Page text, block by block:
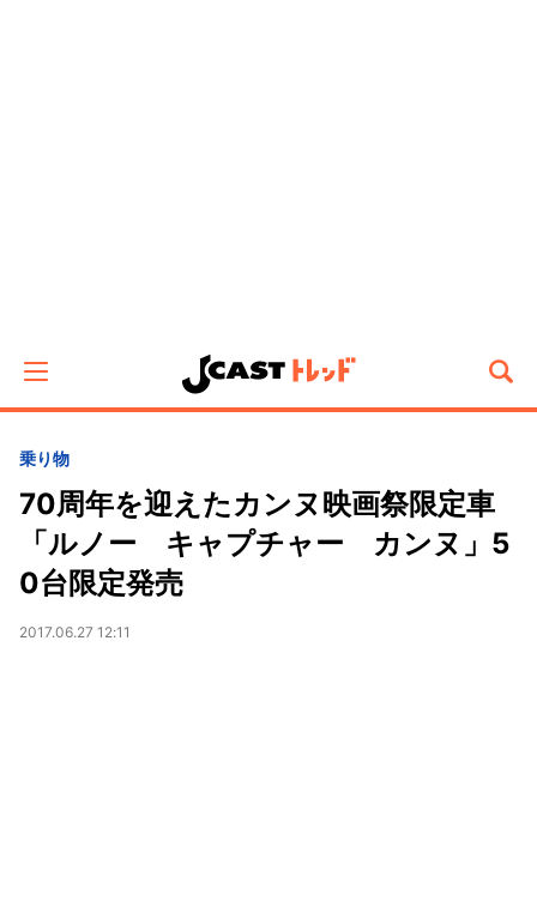
乗り物
70周年を迎えたカンヌ映画祭限定車
「ルノー キャプチャー カンヌ」5
0台限定発売
2017.06.27 12:11